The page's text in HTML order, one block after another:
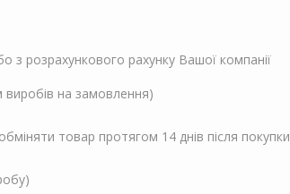
з розрахункового рахунку Вашої компанії
виробів на замовлення)
товар протягом 14 днів після покупки